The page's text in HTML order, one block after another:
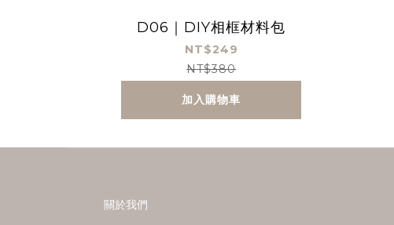
D06｜DIY相框材料包
NT$249
NT$380
加入購物車
關於我們